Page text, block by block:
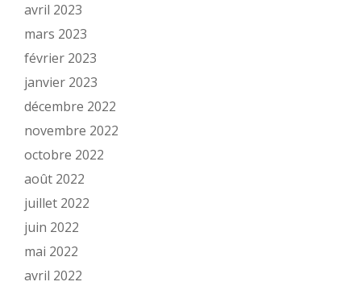
avril 2023
mars 2023
février 2023
janvier 2023
décembre 2022
novembre 2022
octobre 2022
août 2022
juillet 2022
juin 2022
mai 2022
avril 2022